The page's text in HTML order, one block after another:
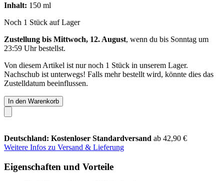
Inhalt: 150 ml
Noch 1 Stück auf Lager
Zustellung bis Mittwoch, 12. August, wenn du bis Sonntag um
23:59 Uhrbestellst.
Von diesem Artikel ist nur noch 1 Stück in unserem Lager.
Nachschub ist unterwegs! Falls mehr bestellt wird, könnte dies das
Zustelldatum beeinflussen.
In den Warenkorb
Deutschland: Kostenloser Standardversand ab 42,90 €
Weitere Infos zu Versand & Lieferung
Eigenschaften und Vorteile